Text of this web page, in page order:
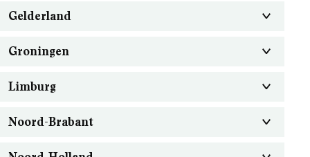
Gelderland
Groningen
Limburg
Noord-Brabant